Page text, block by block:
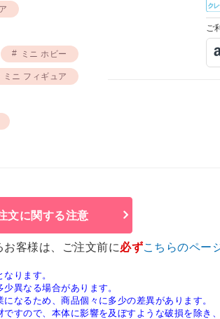
ご
ミニ ホビー
ミニ フィギュア
文に関する注意
客様は、ご注文前に必ずこちらのペー
ります。
異なる場合があります。
なるため、商品個々に多少の差異があります。
すので、本体に影響を及ぼすような破損を除き